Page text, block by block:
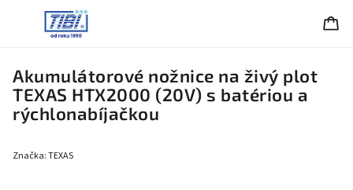
Akumulátorové nožnice na živý plot
TEXAS HTX2000 (20V) s batériou a
rýchlonabíjačkou
Značka:TEXAS